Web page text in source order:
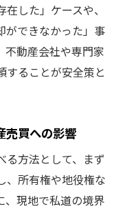
した」ケースや、
ができなかった」事
不動産会社や専門家
することが安全策と
売買への影響
る方法として、まず
、所有権や地役権な
、現地で私道の境界